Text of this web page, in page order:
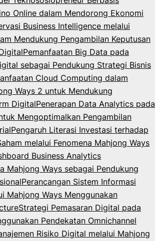
Online dalam Mendorong Ekonomi
Business Intelligence melalui
Mendukung Pengambilan Keputusan
Pemanfaatan Big Data pada
sebagai Pendukung Strategi Bisnis
Cloud Computing dalam
Ways 2 untuk Mendukung
DigitalPenerapan Data Analytics pada
Mengoptimalkan Pengambilan
Pengaruh Literasi Investasi terhadap
melalui Fenomena Mahjong Ways
Business Analytics
Mahjong Ways sebagai Pendukung
Perancangan Sistem Informasi
Mahjong Ways Menggunakan
Strategi Pemasaran Digital pada
Pendekatan Omnichannel
Risiko Digital melalui Mahjong